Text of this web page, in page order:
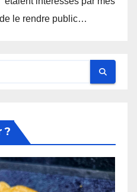
le rendre public…
?